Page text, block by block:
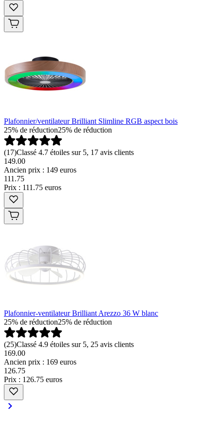
Plafonnier/ventilateur Brilliant Slimline RGB aspect bois
25% de réduction25% de réduction
(17)Classé 4.7 étoiles sur 5, 17 avis clients
149.00
Ancien prix : 149 euros
111 .75
Prix : 111.75 euros
Plafonnier-ventilateur Brilliant Arezzo 36 W blanc
25% de réduction25% de réduction
(25)Classé 4.9 étoiles sur 5, 25 avis clients
169.00
Ancien prix : 169 euros
126.75
Prix : 126.75 euros